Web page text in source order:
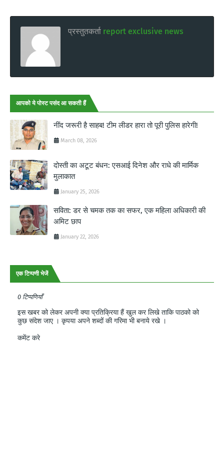
प्रस्तुतकर्ता report exclusive news
आपको ये पोस्ट पसंद आ सकती हैं
नींद जरूरी है साहब! टीम लीडर हारा तो पूरी पुलिस हारेगी!
March 08, 2026
दोस्ती का अटूट बंधन: एसआई दिनेश और राधे की मार्मिक
मुलाकात
January 25, 2026
सविता: डर से चमक तक का सफर, एक महिला अधिकारी की
अमिट छाप
January 22, 2026
एक टिप्पणी भेजें
0 टिप्पणियाँ
इस खबर को लेकर अपनी क्या प्रतिक्रिया हैं खुल कर लिखे ताकि पाठको को
कुछ संदेश जाए । कृपया अपने शब्दों की गरिमा भी बनाये रखे ।
कमेंट करे